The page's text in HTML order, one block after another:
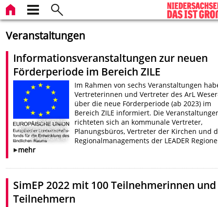
Veranstaltungen
Informationsveranstaltungen zur neuen
Förderperiode im Bereich ZILE
Bildrechte:
Niedersächsische
Staatskanzlei
Im Rahmen von sechs Veranstaltungen
Vertreterinnen und Vertreter des ArL
über die neue Förderperiode (ab 2023) im
Bereich ZILE informiert. Die
richteten sich an kommunale Vertreter,
Planungsbüros, Vertreter der Kirchen und
Regionalmanagements der LEADER
mehr
SimEP 2022 mit 100 Teilnehmerinnen und
Teilnehmern